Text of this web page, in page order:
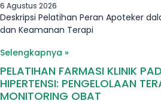
6 Agustus 2026
Deskripsi Pelatihan Peran Apoteker
dan Keamanan Terapi
Selengkapnya »
PELATIHAN FARMASI KLINIK
HIPERTENSI: PENGELOLAAN
MONITORING OBAT